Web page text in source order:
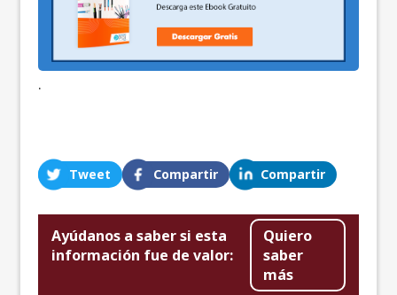
.
Tweet Compartir Compartir
Ayúdanos a saber si esta
información fue de valor:
Quiero
saber
más